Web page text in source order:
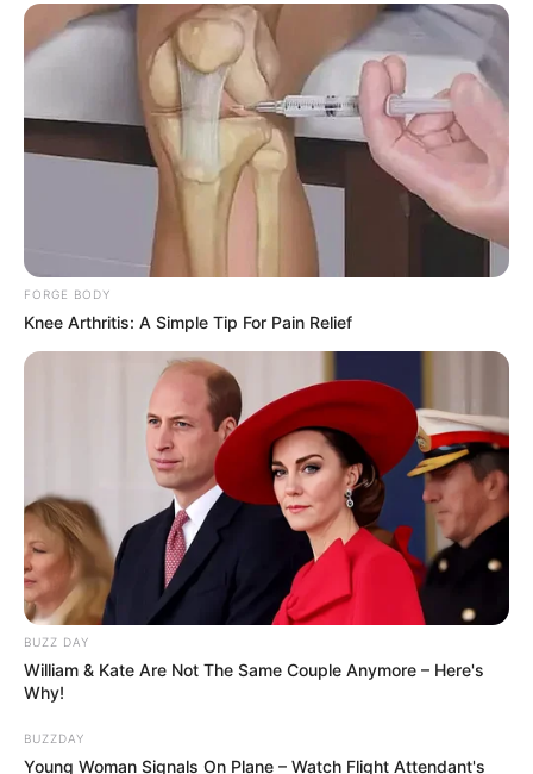
FORGE BODY
Knee Arthritis: A Simple Tip For Pain Relief
BUZZ DAY
William & Kate Are Not The Same Couple Anymore – Here's
Why!
BUZZDAY
Young Woman Signals On Plane – Watch Flight Attendant's